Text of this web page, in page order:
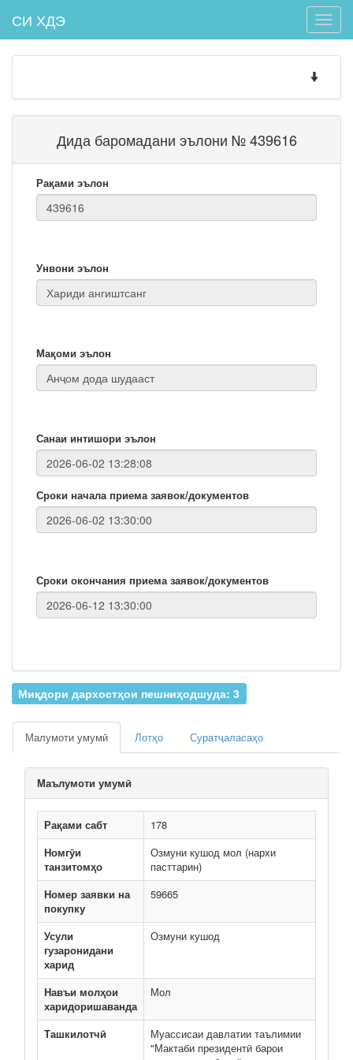
Toggle
СИ ХДЭ
Toggle
Дида баромадани эълони № 439616
Рақами эълон
Унвони эълон
Мақоми эълон
Санаи интишори эълон
Сроки начала приема заявок/документов
Сроки окончания приема заявок/документов
Миқдори дархостҳои пешниҳодшуда: 3
Малумоти умумӣ Лотҳо Суратҷаласаҳо
Маълумоти умумӣ
Рақами сабт
178
Номгӯи
танзитомҳо
Озмуни кушод мол (нархи
пасттарин)
Номер заявки на
покупку
59665
Усули
гузаронидани
харид
Озмуни кушод
Навъи молҳои
харидоришаванда
Мол
Ташкилотчӣ
Муассисаи давлатии таълимии
"Мактаби президентӣ барои